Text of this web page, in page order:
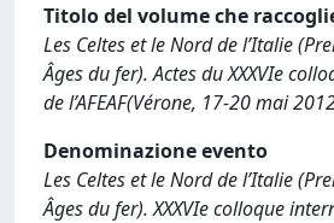
Titolo del volume che
Les Celtes et le Nord de l’Italie
Âges du fer). Actes du XXXVIe
de l’AFEAF(Vérone, 17-20 mai
Denominazione evento
Les Celtes et le Nord de l’Italie
Âges du fer). XXXVIe colloque